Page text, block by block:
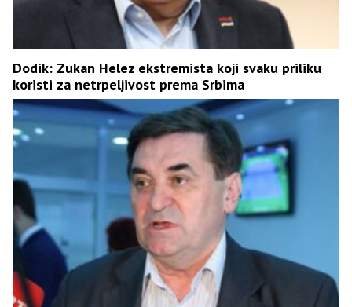
Dodik: Zukan Helez ekstremista koji svaku priliku
koristi za netrpeljivost prema Srbima